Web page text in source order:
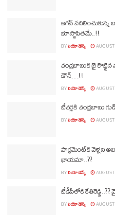
జగన్‌
భూస్థాపితమే..!!
BYలియో డెస్క్
చంద్రబాబుకి జై
డౌన్…!!
BYలియో డెస్క్
టీచర్లకి చంద్రబాబు
BYలియో డెస్క్
పార్లమెంట్‌కి వెళ్లని
ఖాయమా..??
BYలియో డెస్క్
టీడీపీలోకి
BYలియో డెస్క్